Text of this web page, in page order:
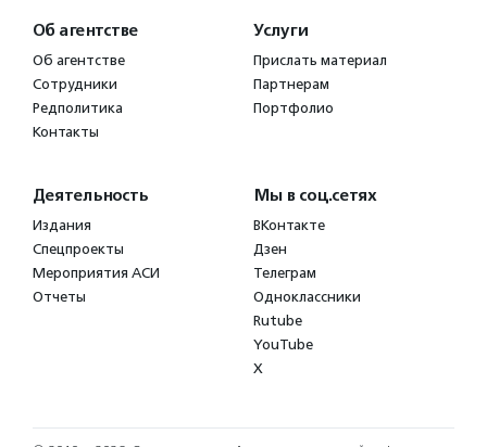
Об агентстве
Об агентстве
Сотрудники
Редполитика
Контакты
Услуги
Прислать материал
Партнерам
Портфолио
Деятельность
Издания
Спецпроекты
Мероприятия АСИ
Отчеты
Мы в соц.сетях
ВКонтакте
Дзен
Телеграм
Одноклассники
Rutube
YouTube
X